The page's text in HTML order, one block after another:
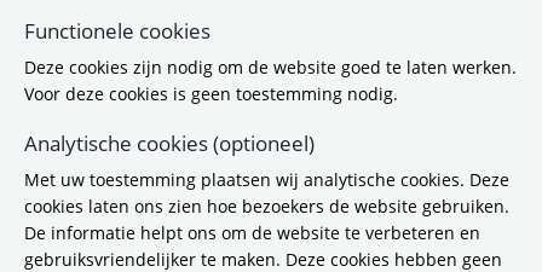
23-12-2025 17:39
Vervoerregio (pdf / 225,6 KB
Gerelateerde items
Functionele cookies
Deze cookies zijn nodig om de website goed te laten werken.
Voor deze cookies is geen toestemming nodig.
Analytische cookies (optioneel)
Met uw toestemming plaatsen wij analytische cookies. Deze
cookies laten ons zien hoe bezoekers de website gebruiken.
De informatie helpt ons om de website te verbeteren en
gebruiksvriendelijker te maken. Deze cookies hebben geen